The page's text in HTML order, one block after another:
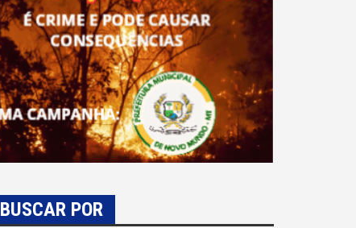
BUSCAR POR